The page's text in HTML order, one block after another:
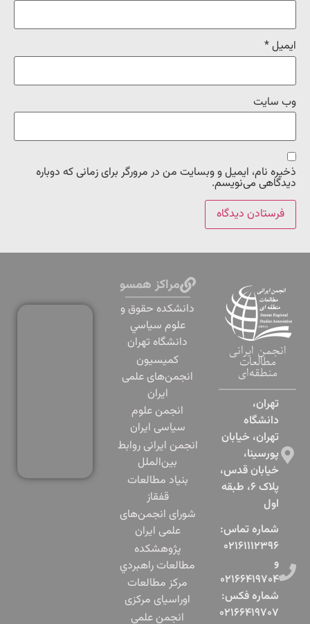
ایمیل*
وب‌ سایت
ذخیره نام، ایمیل و وبسایت من در مرورگر برای زمانی که دوباره
دیدگاهی می‌نویسم.
انجمن ایرانی
مطالعات
منطقه‌ای
تهران،
دانشگاه
تهران، خیابان
پورسینا،
خیابان قدس،
پلاک ۶، طبقه
اول​
شماره تماس:
۰۲۱۶۱۱۱۲۳۹۶
و
۰۲۱۶۶۴۱۹۷۰۴
شماره فکس:
۰۲۱۶۶۴۱۹۷۰۷
مراکز همسو
دانشكده حقوق و
علوم سياسي
دانشگاه تهران
کمیسیون
انجمن‌های علمی
ایران
انجمن علوم
سیاسی ایران
انجمن ایرانی روابط
بین‌الملل
بنياد مطالعات
قفقاز
شورای انجمن‌های
علمی ایران
پژوهشكده
مطالعات راهبردي
مرکز مطالعات
اوراسیای مرکزی
انجمن علمی